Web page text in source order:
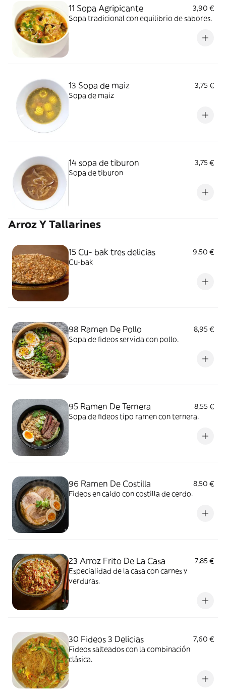
11 Sopa Agripicante
3,90 €
Sopa tradicional con equilibrio de sabores.
13 Sopa de maiz
3,75 €
Sopa de maiz
14 sopa de tiburon
3,75 €
Sopa de tiburon
Arroz Y Tallarines
15 Cu- bak tres delicias
9,50 €
Cu-bak
98 Ramen De Pollo
8,95 €
Sopa de fideos servida con pollo.
95 Ramen De Ternera
8,55 €
Sopa de fideos tipo ramen con ternera.
96 Ramen De Costilla
8,50 €
Fideos en caldo con costilla de cerdo.
23 Arroz Frito De La Casa
7,85 €
Especialidad de la casa con carnes y
verduras.
30 Fideos 3 Delicias
7,60 €
Fideos salteados con la combinación
clásica.